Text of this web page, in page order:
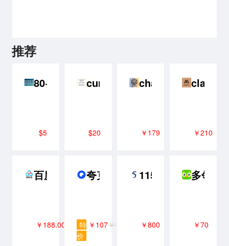
推荐
80+ AI生成的统一风格的鱼类图标
$5
cursor
$20
chatgpt plus 代充
￥179
claude
￥210
百度网盘超级会员SVIP年卡
￥188.00
夸克网盘SVIP超级会员年卡
特
价
￥107￥118
115网盘 8年VIP 含
￥800
多邻国
￥70